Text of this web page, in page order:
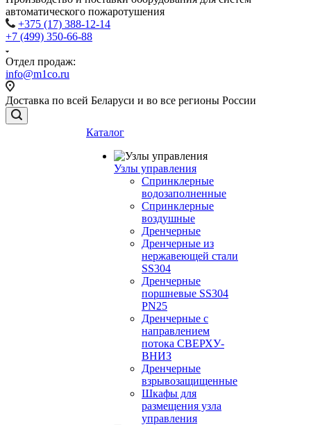
автоматического пожаротушения
+375 (17) 388-12-14
+7 (499) 350-66-88
Отдел продаж:
info@m1co.ru
Доставка по всей Беларуси и во все регионы России
Каталог
Узлы управления
Cпринклерные
водозаполненные
Cпринклерные
воздушные
Дренчерные
Дренчерные из
нержавеющей стали
SS304
Дренчерные
поршневые SS304
PN25
Дренчерные с
направлением
потока СВЕРХУ-
ВНИЗ
Дренчерные
взрывозащищенные
Шкафы для
размещения узла
управления